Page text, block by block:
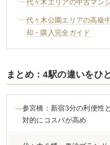
代々木エリアの中古マン
代々木公園エリアの高級
却・購入完全ガイド
まとめ：4駅の違いをひ
参宮橋：新宿3分の利便性
対的にコスパが高め